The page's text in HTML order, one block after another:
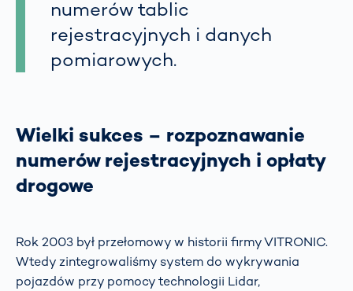
numerów tablic
rejestracyjnych i danych
pomiarowych.
Wielki sukces – rozpoznawanie
numerów rejestracyjnych i opłaty
drogowe
Rok 2003 był przełomowy w historii firmy VITRONIC.
Wtedy zintegrowaliśmy system do wykrywania
pojazdów przy pomocy technologii Lidar,